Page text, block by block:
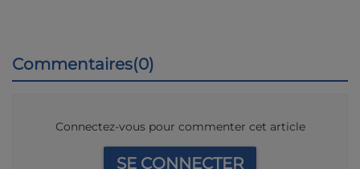
Commentaires(0)
Connectez-vous pour commenter cet article
SE CONNECTER